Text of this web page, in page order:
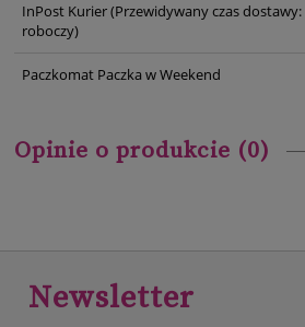
InPost Kurier(Przewidywany czas dostawy:
roboczy)
Paczkomat Paczka w Weekend
Opinie o produkcie (0)
Newsletter